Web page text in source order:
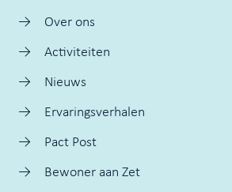
Over ons
Activiteiten
Nieuws
Ervaringsverhalen
Pact Post
Bewoner aan Zet